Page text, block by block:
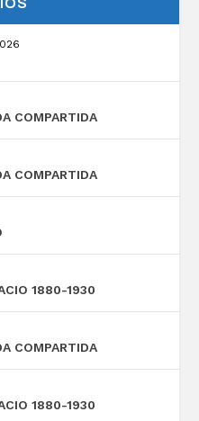
COMPARTIDA
COMPARTIDA
1880-1930
COMPARTIDA
1880-1930